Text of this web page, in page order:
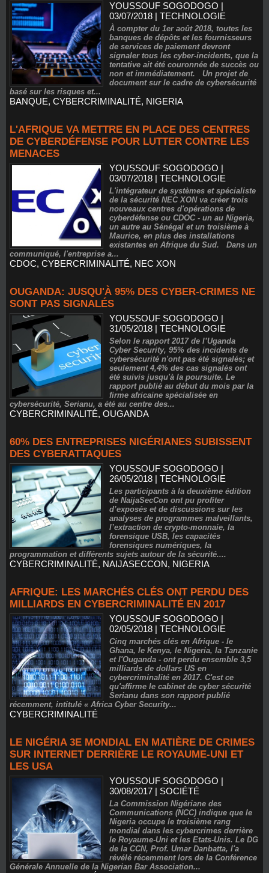
YOUSSOUF SOGODOGO |
03/07/2018 |TECHNOLOGIE
À compter du 1er août 2018, toutes les
banques de dépôts et les fournisseurs
de services de paiement devront
signaler tous les cyber-incidents, que la
tentative ait été couronnée de succès ou
non et immédiatement. Un projet de
document sur le cadre de cybersécurité
basé sur les risques et...
BANQUE, CYBERCRIMINALITÉ, NIGERIA
L'AFRIQUE VA METTRE EN PLACE DES CENTRES
DE CYBERDÉFENSE POUR LUTTER CONTRE LES
MENACES
YOUSSOUF SOGODOGO |
03/07/2018 |TECHNOLOGIE
L'intégrateur de systèmes et spécialiste
de la sécurité NEC XON va créer trois
nouveaux centres d'opérations de
cyberdéfense ou CDOC - un au Nigeria,
un autre au Sénégal et un troisième à
Maurice, en plus des installations
existantes en Afrique du Sud. Dans un
communiqué, l'entreprise a...
CDOC, CYBERCRIMINALITÉ, NEC XON
OUGANDA: JUSQU'À 95% DES CYBER-CRIMES NE
SONT PAS SIGNALÉS
YOUSSOUF SOGODOGO |
31/05/2018 |TECHNOLOGIE
Selon le rapport 2017 de l’Uganda
Cyber Security, 95% des incidents de
cybersécurité n'ont pas été signalés; et
seulement 4,4% des cas signalés ont
été suivis jusqu'à la poursuite. Le
rapport publié au début du mois par la
firme africaine spécialisée en
cybersécurité, Serianu, a été au centre des...
CYBERCRIMINALITÉ, OUGANDA
60% DES ENTREPRISES NIGÉRIANES SUBISSENT
DES CYBERATTAQUES
YOUSSOUF SOGODOGO |
26/05/2018 |TECHNOLOGIE
Les participants à la deuxième édition
de NaijaSecCon ont pu profiter
d’exposés et de discussions sur les
analyses de programmes malveillants,
l’extraction de crypto-monnaie, la
forensique USB, les capacités
forensiques numériques, la
programmation et différents sujets autour de la sécurité....
CYBERCRIMINALITÉ, NAIJASECCON, NIGERIA
AFRIQUE: LES MARCHÉS CLÉS ONT PERDU DES
MILLIARDS EN CYBERCRIMINALITÉ EN 2017
YOUSSOUF SOGODOGO |
02/05/2018 |TECHNOLOGIE
Cinq marchés clés en Afrique - le
Ghana, le Kenya, le Nigeria, la Tanzanie
et l'Ouganda - ont perdu ensemble 3,5
milliards de dollars US en
cybercriminalité en 2017. C'est ce
qu'affirme le cabinet de cyber sécurité
Serianu dans son rapport publié
récemment, intitulé « Africa Cyber Security...
CYBERCRIMINALITÉ
LE NIGÉRIA 3E MONDIAL EN MATIÈRE DE CRIMES
SUR INTERNET DERRIÈRE LE ROYAUME-UNI ET
LES USA
YOUSSOUF SOGODOGO |
30/08/2017 | SOCIÉTÉ
La Commission Nigériane des
Communications (NCC) indique que le
Nigeria occupe le troisième rang
mondial dans les cybercrimes derrière
le Royaume-Uni et les Etats-Unis. Le DG
de la CCN, Prof. Umar Danbatta, l'a
révélé récemment lors de la Conférence
Générale Annuelle de la Nigerian Bar Association...